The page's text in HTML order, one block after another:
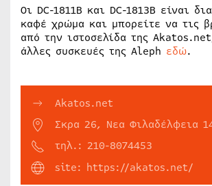
Οι DC-1811B και DC-1813B είναι
καφέ χρώμα και μπορείτε να τις
από την ιστοσελίδα της
άλλες συσκευές της Aleph εδώ.
Akatos.net
Σκρα 26, Νεα Φιλαδέλφεια
τηλ.: 210-8074453
site: https://akatos.net/